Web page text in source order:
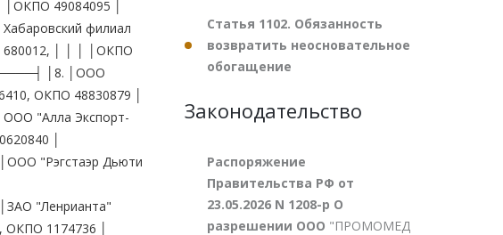
Статья 1102. Обязанность
возвратить неосновательное
обогащение
Законодательство
Распоряжение
Правительства РФ от
23.05.2026 N 1208-р О
разрешении ООО "ПРОМОМЕД